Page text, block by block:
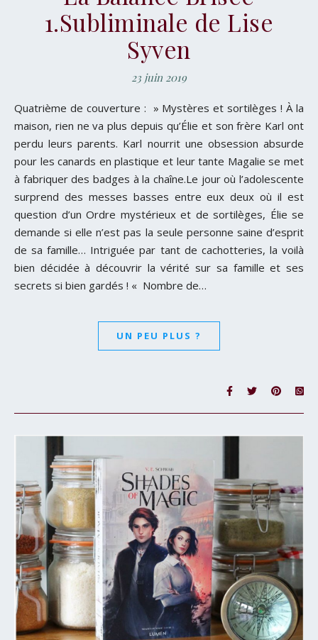
1.Subliminale de Lise
Syven
23 juin 2019
Quatrième de couverture : » Mystères et sortilèges ! À la
maison, rien ne va plus depuis qu’Élie et son frère Karl ont
perdu leurs parents. Karl nourrit une obsession absurde
pour les canards en plastique et leur tante Magalie se met
à fabriquer des badges à la chaîne.Le jour où l’adolescente
surprend des messes basses entre eux deux où il est
question d’un Ordre mystérieux et de sortilèges, Élie se
demande si elle n’est pas la seule personne saine d’esprit
de sa famille… Intriguée par tant de cachotteries, la voilà
bien décidée à découvrir la vérité sur sa famille et ses
secrets si bien gardés ! « Nombre de…
UN PEU PLUS ?